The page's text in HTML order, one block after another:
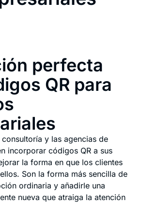
perfecta
QR para
y las agencias de
incorporar códigos QR a sus
la forma en que los clientes
Son la forma más sencilla de
ordinaria y añadirle una
nueva que atraiga la atención